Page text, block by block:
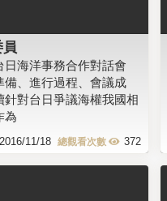
員
日海洋事務合作對話會
備、進行過程、會議成
針對台日爭議海權我國相
為
2016/11/18 372